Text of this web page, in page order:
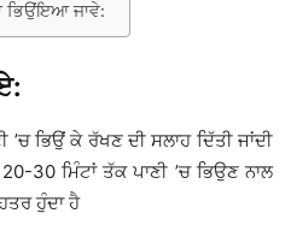
ਭਿਉਂਇਆ ਜਾਵੇ:
ਭਿਉਂ ਕੇ ਰੱਖਣ ਦੀ ਸਲਾਹ ਦਿੱਤੀ ਜਾਂਦੀ
30 ਮਿੰਟਾਂ ਤੱਕ ਪਾਣੀ ’ਚ ਭਿਉਣ ਨਾਲ
ਹੁੰਦਾ ਹੈ